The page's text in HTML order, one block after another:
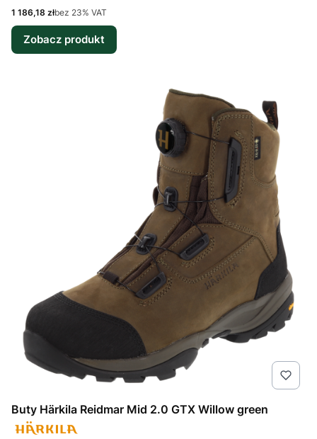
Cena netto
1 186,18 złbez 23% VAT
Zobacz produkt
Buty Härkila Reidmar Mid 2.0 GTX Willow green